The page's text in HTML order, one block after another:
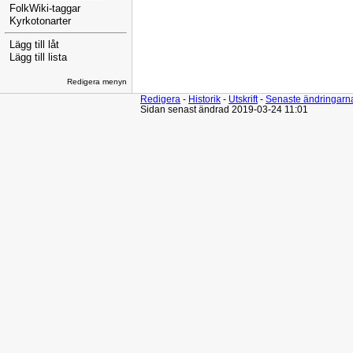
FolkWiki-taggar
Kyrkotonarter
Lägg till låt
Lägg till lista
Redigera menyn
Redigera - Historik - Utskrift- Senaste
Sidan senast ändrad 2019-03-24 11:01